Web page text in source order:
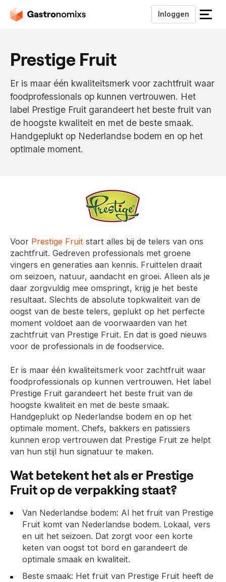
Inloggen
S
e
m
n
Prestige Fruit
Er is maar één kwaliteitsmerk voor zachtfruit waar
foodprofessionals op kunnen vertrouwen. Het
label Prestige Fruit garandeert het beste fruit van
de hoogste kwaliteit en met de beste smaak.
Handgeplukt op Nederlandse bodem en op het
optimale moment.
Voor Prestige Fruit start alles bij de telers van ons
zachtfruit. Gedreven professionals met groene
vingers en generaties aan kennis. Fruittelen draait
om seizoen, natuur, aandacht en groei. Alleen als je
daar zorgvuldig mee omspringt, krijg je het beste
resultaat. Slechts de absolute topkwaliteit van de
oogst van de beste telers, geplukt op het perfecte
moment voldoet aan de voorwaarden van het
zachtfruit van Prestige Fruit. En dat is goed nieuws
voor de professionals in de foodservice.
Er is maar één kwaliteitsmerk voor zachtfruit waar
foodprofessionals op kunnen vertrouwen. Het label
Prestige Fruit garandeert het beste fruit van de
hoogste kwaliteit en met de beste smaak.
Handgeplukt op Nederlandse bodem en op het
optimale moment. Chefs, bakkers en patissiers
kunnen erop vertrouwen dat Prestige Fruit ze helpt
van hun stijl hun signatuur te maken.
Wat betekent het als er Prestige
Fruit op de verpakking staat?
Van Nederlandse bodem: Al het fruit van Prestige
Fruit komt van Nederlandse bodem. Lokaal, vers
en uit het seizoen. Dat zorgt voor een korte
keten van oogst tot bord en garandeert de
optimale smaak en kwaliteit.
Beste smaak: Het fruit van Prestige Fruit heeft de